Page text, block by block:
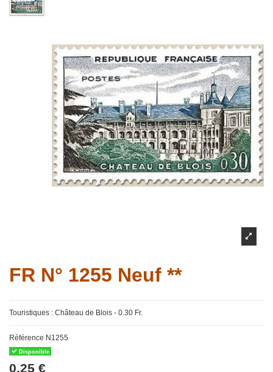
FR N° 1255 Neuf **
Touristiques : Château de Blois - 0.30 Fr.
Référence N1255
Disponible
0,25 €